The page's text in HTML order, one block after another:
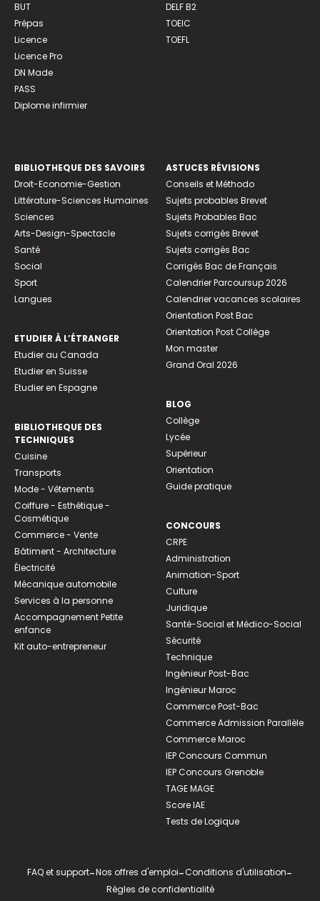
BUT
Prépas
Licence
Licence Pro
DN Made
PASS
Diplome infirmier
DELF B2
TOEIC
TOEFL
BIBLIOTHEQUE DES SAVOIRS
Droit-Economie-Gestion
Littérature-Sciences Humaines
Sciences
Arts-Design-Spectacle
Santé
Social
Sport
Langues
ETUDIER À L’ÉTRANGER
Etudier au Canada
Etudier en Suisse
Etudier en Espagne
BIBLIOTHEQUE DES
TECHNIQUES
Cuisine
Transports
Mode - Vêtements
Coiffure - Esthétique -
Cosmétique
Commerce - Vente
Bâtiment - Architecture
Électricité
Mécanique automobile
Services à la personne
Accompagnement Petite
enfance
Kit auto-entrepreneur
ASTUCES RÉVISIONS
Conseils et Méthodo
Sujets probables Brevet
Sujets Probables Bac
Sujets corrigés Brevet
Sujets corrigés Bac
Corrigés Bac de Français
Calendrier Parcoursup 2026
Calendrier vacances scolaires
Orientation Post Bac
Orientation Post Collège
Mon master
Grand Oral 2026
BLOG
Collège
Lycée
Supérieur
Orientation
Guide pratique
CONCOURS
CRPE
Administration
Animation-Sport
Culture
Juridique
Santé-Social et Médico-Social
Sécurité
Technique
Ingénieur Post-Bac
Ingénieur Maroc
Commerce Post-Bac
Commerce Admission Parallèle
Commerce Maroc
IEP Concours Commun
IEP Concours Grenoble
TAGE MAGE
Score IAE
Tests de Logique
FAQ et support-Nos offres d'emploi-Conditions d'utilisation-
Règles de confidentialité